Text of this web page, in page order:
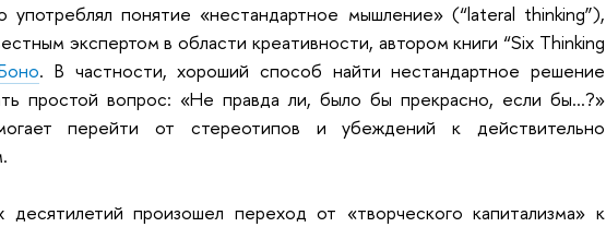
употреблял понятие «нестандартное мышление» (“lateral thinking”),
экспертом в области креативности, автором книги “Six Thinking
. В частности, хороший способ найти нестандартное решение
простой вопрос: «Не правда ли, было бы прекрасно, если бы…?»
перейти от стереотипов и убеждений к действительно
произошел переход от «творческого капитализма» к